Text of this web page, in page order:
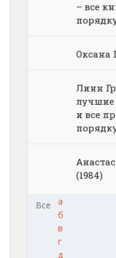
– все
Оксана
Линн
лучшие
и все
(1984)
Все
а
б
в
г
д